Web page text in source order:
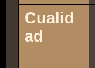
Cualid
ad